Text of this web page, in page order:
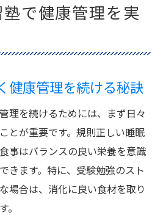
にはどんな習慣が有効か
する受験期の体調管理術
的な学習塾での習慣とは
る受験期の健康管理の習慣
い学習塾での過ごし方の工夫
える学習塾通いの健康法
最適な健康的な食生活の工夫
で意識すべき栄養バランス
で健康管理を実
健康管理を続ける秘訣
理を続けるためには、まず日々
とが重要です。規則正しい睡眠
事はバランスの良い栄養を意識
きます。特に、受験勉強のスト
場合は、消化に良い食材を取り
。